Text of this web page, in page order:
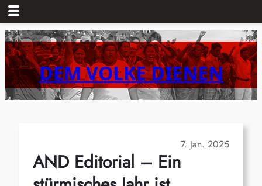
Zum
Inhalt
springenDEM VOLKE DIENEN
7. Jan. 2025
AND Editorial – Ein